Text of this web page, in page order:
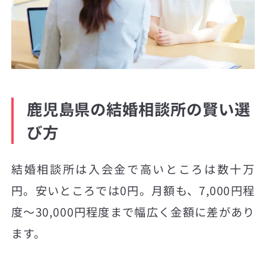
鹿児島県の結婚相談所の賢い選
び方
結婚相談所は入会金で高いところは数十万
円。安いところでは0円。月額も、7,000円程
度〜30,000円程度まで幅広く金額に差があり
ます。